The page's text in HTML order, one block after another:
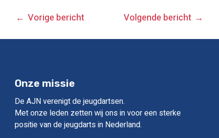
BERICHT
NAVIGATIE
Vorige bericht Volgende bericht
Onze missie
De AJN verenigt de jeugdartsen.
Met onze leden zetten wij ons in voor een sterke
positie van de jeugdarts in Nederland.